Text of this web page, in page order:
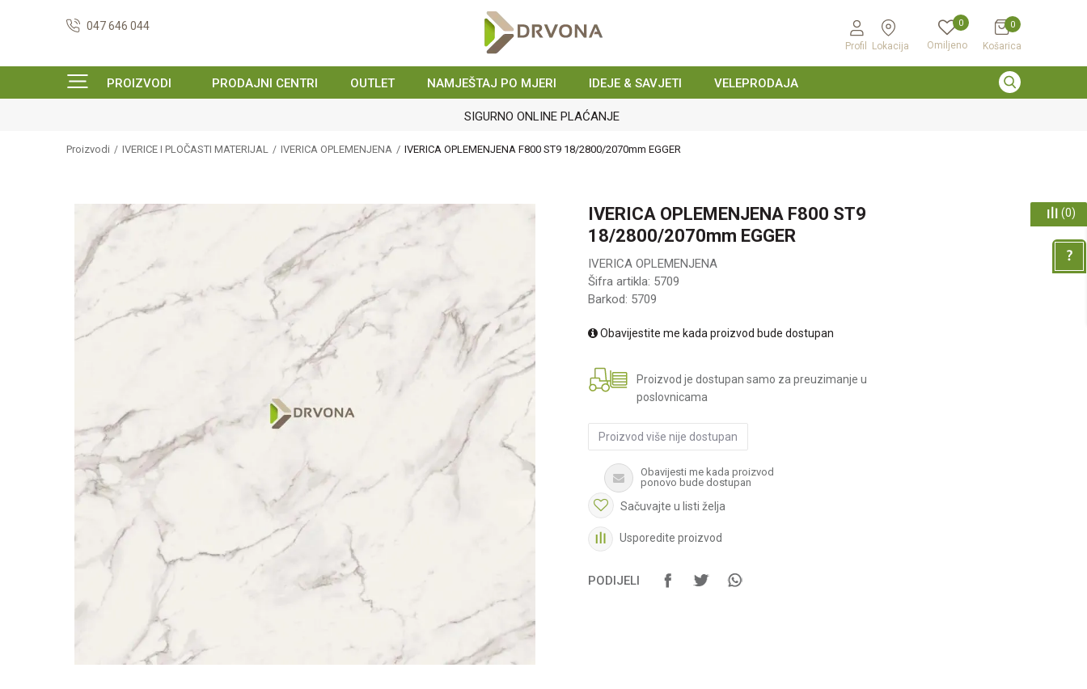
047 646 044
Profil Lokacija Omiljeno
0
Košarica
0
PROIZVODI PRODAJNI CENTRI OUTLET NAMJEŠTAJ PO MJERI IDEJE & SAVJETI VELEPRODAJA
SIGURNO ONLINE PLAĆANJE
Proizvodi IVERICE I PLOČASTI MATERIJAL IVERICA OPLEMENJENA IVERICA OPLEMENJENA F800 ST9 18/2800/2070mm EGGER
IVERICA OPLEMENJENA F800 ST9
18/2800/2070mm EGGER
IVERICA OPLEMENJENA
Šifra artikla: 5709
Barkod: 5709
Obavijestite me kada proizvod bude dostupan
Proizvod je dostupan samo za preuzimanje u
poslovnicama
Proizvod više nije dostupan
Obavijesti me kada proizvod
ponovo bude dostupan
Sačuvajte u listi želja
Usporedite proizvod
PODIJELI
(0)